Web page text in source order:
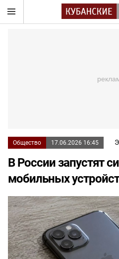
Общество 17.06.2026 16:45
В России запустят
мобильных